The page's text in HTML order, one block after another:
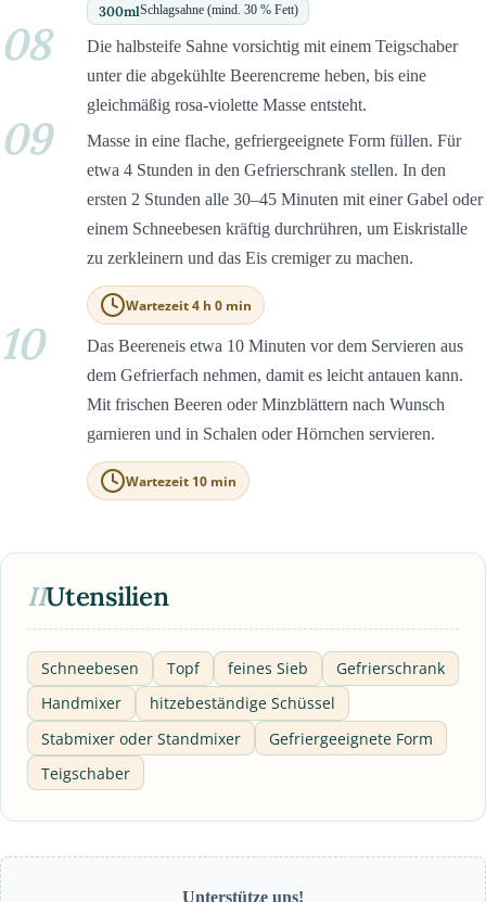
300mlSchlagsahne (mind. 30 % Fett)
08
Die halbsteife Sahne vorsichtig mit einem Teigschaber
unter die abgekühlte Beerencreme heben, bis eine
gleichmäßig rosa-violette Masse entsteht.
09
Masse in eine flache, gefriergeeignete Form füllen. Für
etwa 4 Stunden in den Gefrierschrank stellen. In den
ersten 2 Stunden alle 30–45 Minuten mit einer Gabel oder
einem Schneebesen kräftig durchrühren, um Eiskristalle
zu zerkleinern und das Eis cremiger zu machen.
Wartezeit 4 h 0 min
10
Das Beereneis etwa 10 Minuten vor dem Servieren aus
dem Gefrierfach nehmen, damit es leicht antauen kann.
Mit frischen Beeren oder Minzblättern nach Wunsch
garnieren und in Schalen oder Hörnchen servieren.
Wartezeit 10 min
IIUtensilien
Schneebesen Topf feines Sieb
Gefrierschrank
Handmixer
hitzebeständige Schüssel
Stabmixer oder Standmixer
Gefriergeeignete Form
Teigschaber
Unterstütze uns!